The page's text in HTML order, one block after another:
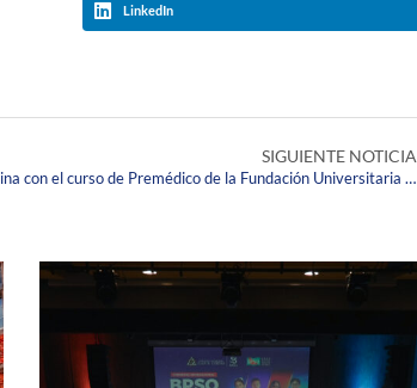
LinkedIn
SIGUIENTE NOTICIA
¡Inicia tu viaje hacia la Medicina con el curso de Premédico de la Fundación Universitaria Juan N. Corpas!